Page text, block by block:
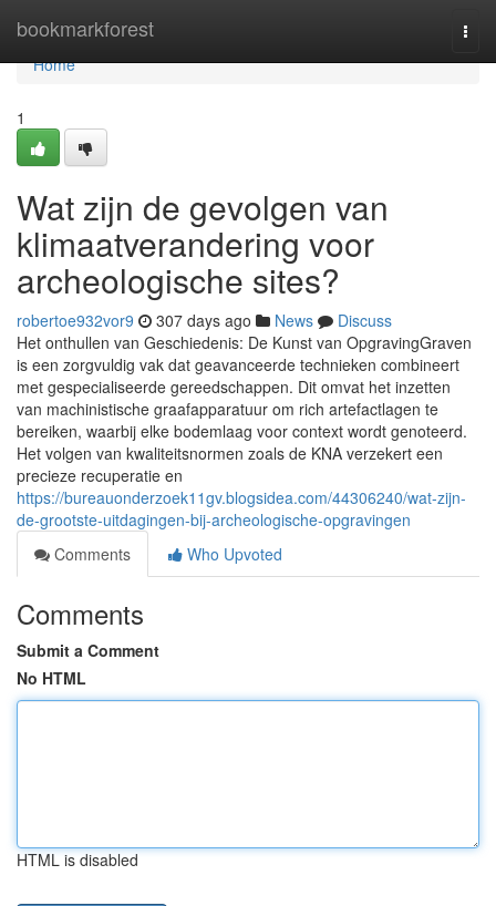
bookmarkforest
Home
Home
1
Wat zijn de gevolgen van
klimaatverandering voor
archeologische sites?
robertoe932vor9 307 days ago News
Discuss
Het onthullen van Geschiedenis: De Kunst van OpgravingGraven
is een zorgvuldig vak dat geavanceerde technieken combineert
met gespecialiseerde gereedschappen. Dit omvat het inzetten
van machinistische graafapparatuur om rich artefactlagen te
bereiken, waarbij elke bodemlaag voor context wordt genoteerd.
Het volgen van kwaliteitsnormen zoals de KNA verzekert een
precieze recuperatie en
https://bureauonderzoek11gv.blogsidea.com/44306240/wat-zijn-
de-grootste-uitdagingen-bij-archeologische-opgravingen
Comments
Who Upvoted
Comments
Submit a Comment
No HTML
HTML is disabled